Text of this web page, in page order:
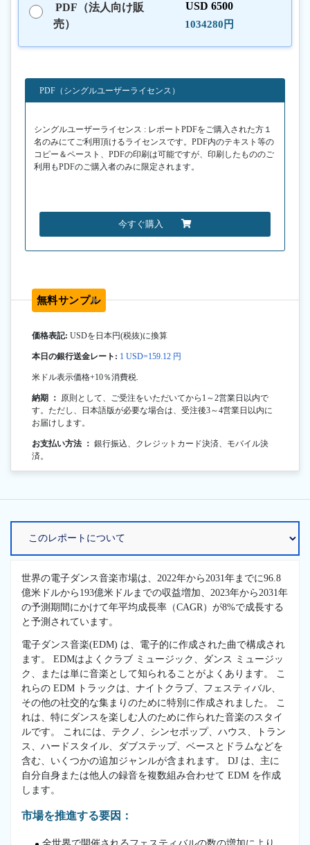
PDF（法人向け販
売）
USD 6500
1034280円
PDF（シングルユーザーライセンス）
シングルユーザーライセンス : レポートPDFをご購入された方１
名のみにてご利用頂けるライセンスです。PDF内のテキスト等の
コピー＆ペースト、PDFの印刷は可能ですが、印刷したもののご
利用もPDFのご購入者のみに限定されます。
今すぐ購入
無料サンプル
価格表記: USDを日本円(税抜)に換算
本日の銀行送金レート: 1 USD=159.12 円
米ドル表示価格+10％消費税.
納期 ： 原則として、ご受注をいただいてから1～2営業日以内で
す。ただし、日本語版が必要な場合は、受注後3～4営業日以内に
お届けします。
お支払い方法 ： 銀行振込、クレジットカード決済、モバイル決
済。
世界の電子ダンス音楽市場は、2022年から2031年までに96.8
億米ドルから193億米ドルまでの収益増加、2023年から2031年
の予測期間にかけて年平均成長率（CAGR）が8%で成長する
と予測されています。
電子ダンス音楽(EDM) は、電子的に作成された曲で構成され
ます。 EDMはよくクラブ ミュージック、ダンス ミュージッ
ク、または単に音楽として知られることがよくあります。 こ
れらの EDM トラックは、ナイトクラブ、フェスティバル、
その他の社交的な集まりのために特別に作成されました。 こ
れは、特にダンスを楽しむ人のために作られた音楽のスタイ
ルです。 これには、テクノ、シンセポップ、ハウス、トラン
ス、ハードスタイル、ダブステップ、ベースとドラムなどを
含む、いくつかの追加ジャンルが含まれます。 DJ は、主に
自分自身または他人の録音を複数組み合わせて EDM を作成
します。
市場を推進する要因：